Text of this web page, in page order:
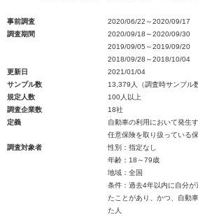
事前調査
2020/06/22～2020/09/17
調査期間
2020/09/18～2020/09/30
2019/09/05～2019/09/20
2018/09/28～2018/10/04
更新日
2021/01/04
サンプル数
13,379人（調査時サンプル
規定人数
100人以上
調査企業数
18社
定義
自動車の利用において発生
任意保険を取り扱っている
調査対象者
性別：指定なし
年齢：18～79歳
地域：全国
条件：過去4年以内に自分
たことがあり、かつ、自動
た人